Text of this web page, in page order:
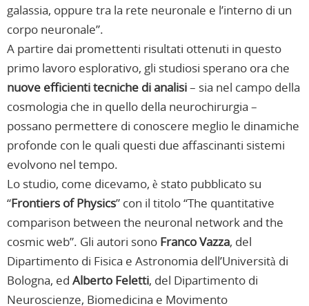
galassia, oppure tra la rete neuronale e l’interno di un
corpo neuronale”.
A partire dai promettenti risultati ottenuti in questo
primo lavoro esplorativo, gli studiosi sperano ora che
nuove efficienti tecniche di analisi– sia nel campo della
cosmologia che in quello della neurochirurgia –
possano permettere di conoscere meglio le dinamiche
profonde con le quali questi due affascinanti sistemi
evolvono nel tempo.
Lo studio, come dicevamo, è stato pubblicato su
“Frontiers of Physics” con il titolo “The quantitative
comparison between the neuronal network and the
cosmic web”. Gli autori sono Franco Vazza, del
Dipartimento di Fisica e Astronomia dell’Università di
Bologna, ed Alberto Feletti, del Dipartimento di
Neuroscienze, Biomedicina e Movimento